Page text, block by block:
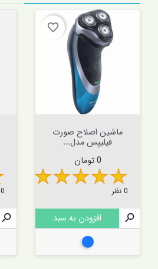
favorite_border
ماشین اصلاح صورت
فیلیپس مدل...
قیمت
0 تومان
0 نظر

افزودن به سبد
آبی
0 نظر
